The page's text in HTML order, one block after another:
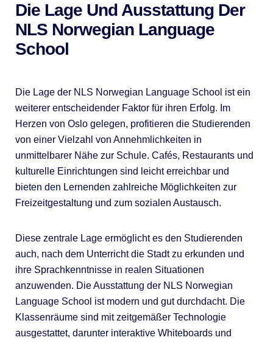
Die Lage Und Ausstattung Der
NLS Norwegian Language
School
Die Lage der NLS Norwegian Language School ist ein
weiterer entscheidender Faktor für ihren Erfolg. Im
Herzen von Oslo gelegen, profitieren die Studierenden
von einer Vielzahl von Annehmlichkeiten in
unmittelbarer Nähe zur Schule. Cafés, Restaurants und
kulturelle Einrichtungen sind leicht erreichbar und
bieten den Lernenden zahlreiche Möglichkeiten zur
Freizeitgestaltung und zum sozialen Austausch.
Diese zentrale Lage ermöglicht es den Studierenden
auch, nach dem Unterricht die Stadt zu erkunden und
ihre Sprachkenntnisse in realen Situationen
anzuwenden. Die Ausstattung der NLS Norwegian
Language School ist modern und gut durchdacht. Die
Klassenräume sind mit zeitgemäßer Technologie
ausgestattet, darunter interaktive Whiteboards und